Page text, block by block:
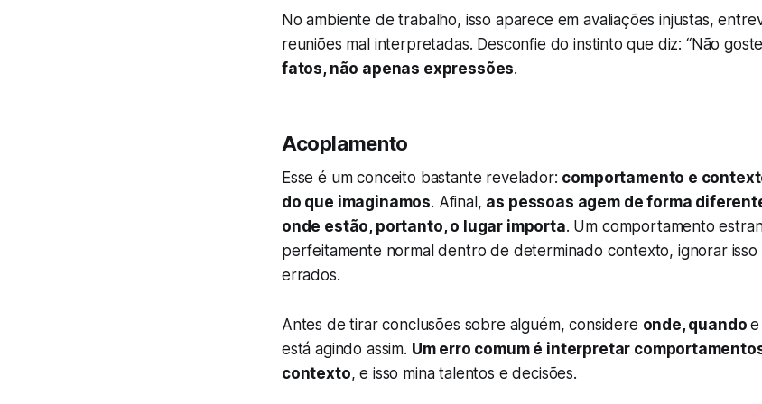
No ambiente de trabalho, isso aparece em avaliações injustas,
reuniões mal interpretadas. Desconfie do instinto que diz: “Não
fatos, não apenas expressões.
Acoplamento
Esse é um conceito bastante revelador: comportamento e
do que imaginamos. Afinal, as pessoas agem de forma
onde estão, portanto, o lugar importa. Um comportamento
perfeitamente normal dentro de determinado contexto, ignorar isso
errados.
Antes de tirar conclusões sobre alguém, considere onde, quandoe
está agindo assim. Um erro comum é interpretar
contexto, e isso mina talentos e decisões.